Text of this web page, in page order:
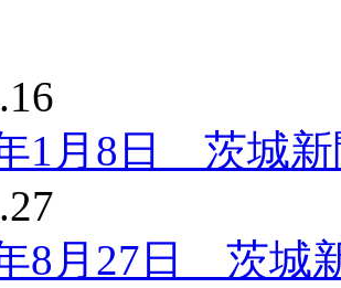
1月8日 茨城
8月27日 茨城